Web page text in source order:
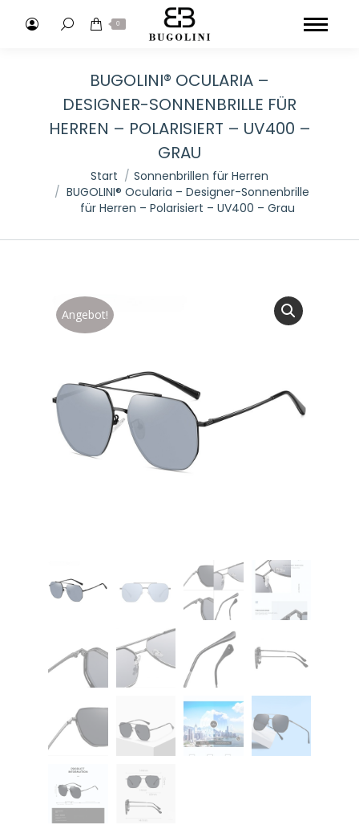
Search: 0
BUGOLINI® OCULARIA –
DESIGNER-SONNENBRILLE FÜR
HERREN – POLARISIERT – UV400 –
GRAU
Sie befinden sich hier:
Start
Sonnenbrillen für Herren
BUGOLINI® Ocularia – Designer-Sonnenbrille
für Herren – Polarisiert – UV400 – Grau
Angebot!